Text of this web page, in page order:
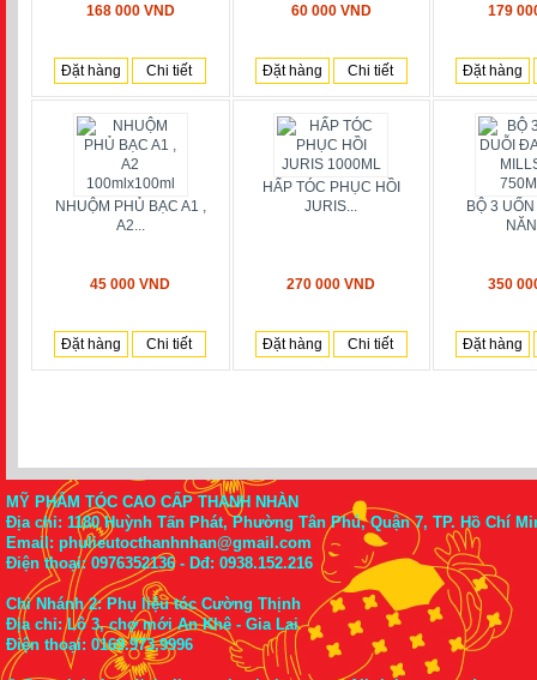
168 000 VND
Đặt hàng Chi tiết
60 000 VND
Đặt hàng Chi tiết
179
Đặt hàng
NHUỘM PHỦ BẠC A1 ,
A2...
45 000 VND
Đặt hàng Chi tiết
HẤP TÓC PHỤC HỒI
JURIS...
270 000 VND
Đặt hàng Chi tiết
BỘ 3
350
Đặt hàng
MỸ PHẨM TÓC CAO CẤP THANH NHÀN
Địa chỉ: 1180 Huỳnh Tấn Phát, Phường Tân Phú, Quận 7, TP. Hồ Chí
Email: phulieutocthanhnhan@gmail.com
Điện thoại:0976352136- Dđ: 0938.152.216
Chi Nhánh 2: Phụ liệu tóc Cường Thịnh
Địa chỉ: Lô 3, chợ mới An Khê - Gia Lai
Điện thoại: 0169.973.9996